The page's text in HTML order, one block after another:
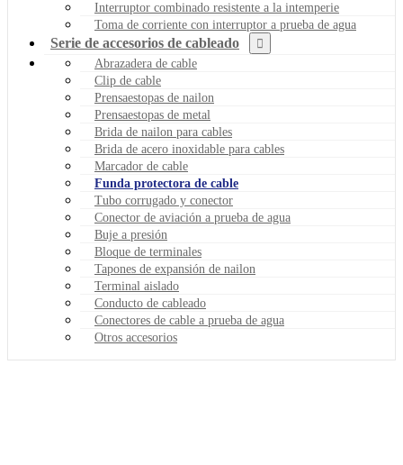
Interruptor combinado resistente a la intemperie
Toma de corriente con interruptor a prueba de agua
Serie de accesorios de cableado
Abrazadera de cable
Clip de cable
Prensaestopas de nailon
Prensaestopas de metal
Brida de nailon para cables
Brida de acero inoxidable para cables
Marcador de cable
Funda protectora de cable
Tubo corrugado y conector
Conector de aviación a prueba de agua
Buje a presión
Bloque de terminales
Tapones de expansión de nailon
Terminal aislado
Conducto de cableado
Conectores de cable a prueba de agua
Otros accesorios